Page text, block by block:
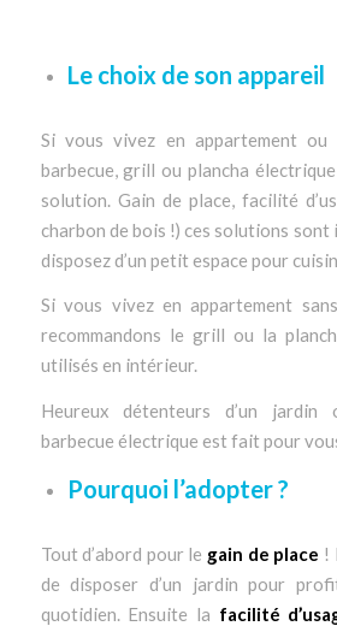
Le choix de son appareil
Si vous vivez en appartement ou
barbecue, grill ou plancha
solution. Gain de place, facilité
charbon de bois !) ces solutions sont
disposez d’un petit espace pour
Si vous vivez en appartement
recommandons le grill ou la
utilisés en intérieur.
Heureux détenteurs d’un jardin
barbecue électrique est fait pour
Pourquoi l’adopter ?
Tout d’abord pour le gain de place !
de disposer d’un jardin pour
quotidien. Ensuite la facilité